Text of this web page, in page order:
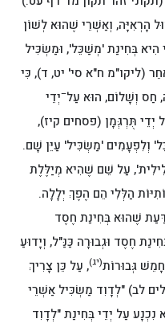
הָרְאִיָּה, וְאַשְׁרֵי שֶׁהוּא לְשׁוֹן
הִיא בְּחִינַת 'מְשַׁכֵּל', וּמַשְׂכִּיל
(ליקו"מ ח"א סי' יט, ד), כִּי
וְשָׁלוֹם, הוּא עַל–יְדֵי
יְדֵי תֻּרְגְּמָן (פסחים קיז),
וְלִפְעָמִים 'מַשְׂכִּיל' עַיֵּן שָׁם.
עַל שֵׁם שֶׁהִיא מְיַלֶּלֶת
הַלְּלִי הֵם הֶפֶךְ יְלָלָה.
שֶׁהוּא בְּחִינַת חֶסֶד
חֶסֶד וּגְבוּרָה כַּנַּ"ל, וְיָדוּעַ
גְּבוּרוֹת(יג), עַל כֵּן צָרִיךְ
לב) "לְדָוִד מַשְׂכִּיל אַשְׁרֵי
עַל יְדֵי בְּחִינַת "לְדָוִד